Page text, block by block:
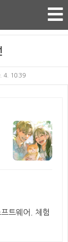
4. 10:39
트웨어. 체험